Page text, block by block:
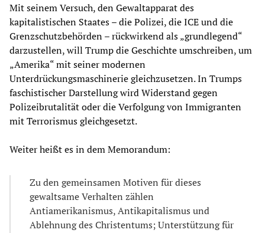
Mit seinem Versuch, den Gewaltapparat des
kapitalistischen Staates – die Polizei, die ICE und die
Grenzschutzbehörden – rückwirkend als „grundlegend“
darzustellen, will Trump die Geschichte umschreiben, um
„Amerika“ mit seiner modernen
Unterdrückungsmaschinerie gleichzusetzen. In Trumps
faschistischer Darstellung wird Widerstand gegen
Polizeibrutalität oder die Verfolgung von Immigranten
mit Terrorismus gleichgesetzt.
Weiter heißt es in dem Memorandum:
Zu den gemeinsamen Motiven für dieses
gewaltsame Verhalten zählen
Antiamerikanismus, Antikapitalismus und
Ablehnung des Christentums; Unterstützung für